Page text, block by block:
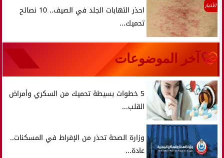
الأخبار
احذر التهابات الجلد في الصيف.. 10 نصائح
تحميك...
آخر الموضوعات
5 خطوات بسيطة تحميك من السكري وأمراض
القلب...
وزارة الصحة تحذر من الإفراط في المسكنات..
عادة...